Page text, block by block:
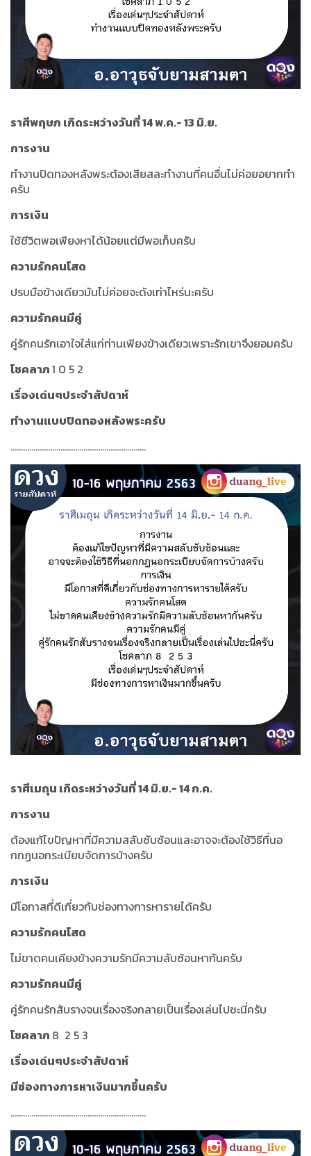
ราศีพฤษภ เกิดระหว่างวันที่ 14 พ.ค.- 13 มิ.ย.
การงาน
ทำงานปิดทองหลังพระต้องเสียสละทำงานที่คนอื่นไม่ค่อยอยากทำ
ครับ
การเงิน
ใช้ชีวิตพอเพียงหาได้น้อยแต่มีพอเก็บครับ
ความรักคนโสด
ปรบมือข้างเดียวมันไม่ค่อยจะดังเท่าไหร่นะครับ
ความรักคนมีคู่
คู่รักคนรักเอาใจใส่แก่ท่านเพียงข้างเดียวเพราะรักเขาจึงยอมครับ
โชคลาภ1 0 5 2
เรื่องเด่นๆประจำสัปดาห์
ทำงานแบบปิดทองหลังพระครับ
.................................................................
ราศีเมถุน เกิดระหว่างวันที่ 14 มิ.ย.- 14 ก.ค.
การงาน
ต้องแก้ไขปัญหาที่มีความสลับซับซ้อนและอาจจะต้องใช้วิธีที่นอ
กกฏนอกระเบียบจัดการบ้างครับ
การเงิน
มีโอกาสที่ดีเกี่ยวกับช่องทางการหารายได้ครับ
ความรักคนโสด
ไม่ขาดคนเคียงข้างความรักมีความลับซ้อนหากันครับ
ความรักคนมีคู่
คู่รักคนรักสับรางจนเรื่องจริงกลายเป็นเรื่องเล่นไปซะนี่ครับ
โชคลาภ 8 2 5 3
เรื่องเด่นๆประจำสัปดาห์
มีช่องทางการหาเงินมากขึ้นครับ
.................................................................